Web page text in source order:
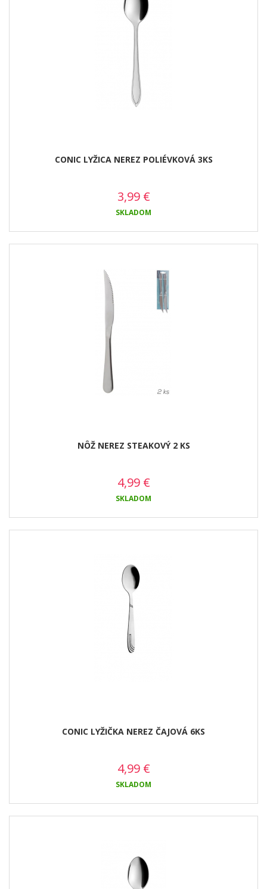
CONIC LYŽICA NEREZ POLIÉVKOVÁ 3KS
3,99 €
SKLADOM
NÔŽ NEREZ STEAKOVÝ 2 KS
4,99 €
SKLADOM
CONIC LYŽIČKA NEREZ ČAJOVÁ 6KS
4,99 €
SKLADOM